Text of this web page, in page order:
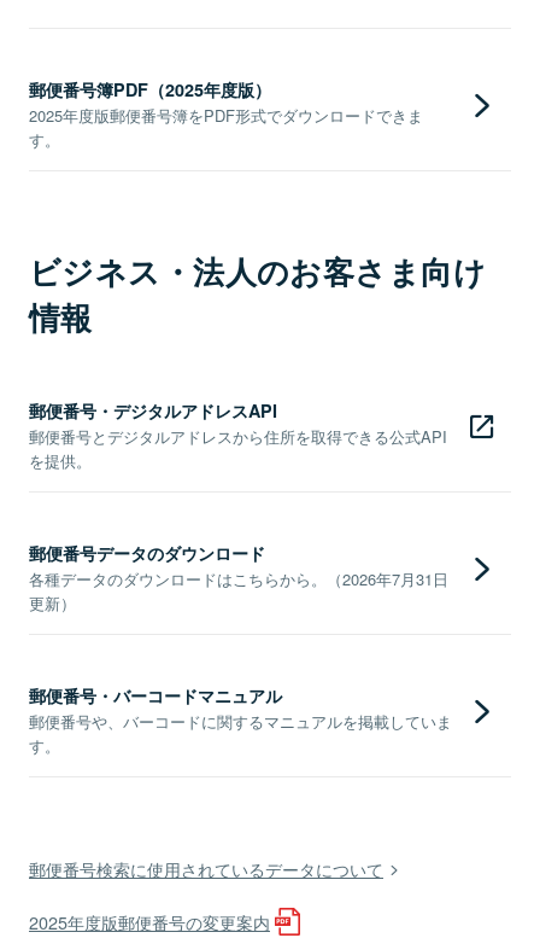
郵便番号簿PDF（2025年度版）
2025年度版郵便番号簿をPDF形式でダウンロードできま
す。
ビジネス・法人のお客さま向け
情報
郵便番号・デジタルアドレスAPI
郵便番号とデジタルアドレスから住所を取得できる公式API
を提供。
郵便番号データのダウンロード
各種データのダウンロードはこちらから。（2026年7月31日
更新）
郵便番号・バーコードマニュアル
郵便番号や、バーコードに関するマニュアルを掲載していま
す。
郵便番号検索に使用されているデータについて
2025年度版郵便番号の変更案内